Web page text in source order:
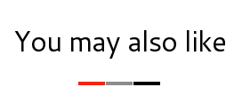
You may also like